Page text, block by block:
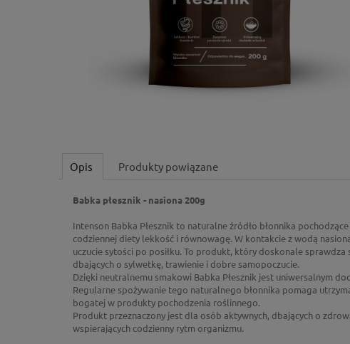
Opis Produkty powiązane
Babka płesznik - nasiona 200g
Intenson Babka Płesznik to naturalne źródło błonnika
codziennej diety lekkość i równowagę. W kontakcie z wodą
uczucie sytości po posiłku. To produkt, który doskonale
dbających o sylwetkę, trawienie i dobre samopoczucie.
Dzięki neutralnemu smakowi Babka Płesznik jest uniwersalnym
Regularne spożywanie tego naturalnego błonnika pomaga
bogatej w produkty pochodzenia roślinnego.
Produkt przeznaczony jest dla osób aktywnych, dbających o
wspierających codzienny rytm organizmu.